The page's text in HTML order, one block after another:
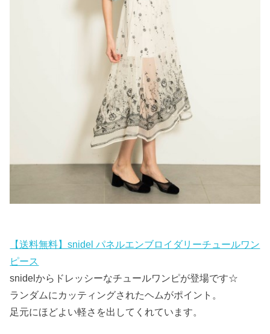
【送料無料】snidel パネルエンブロイダリーチュールワン
ピース
snidelからドレッシーなチュールワンピが登場です☆
ランダムにカッティングされたヘムがポイント。
足元にほどよい軽さを出してくれています。